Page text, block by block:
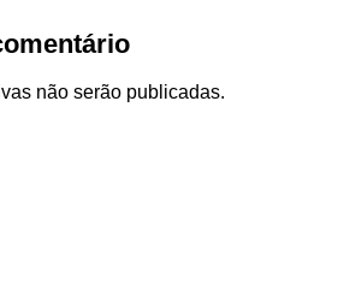
não serão publicadas.